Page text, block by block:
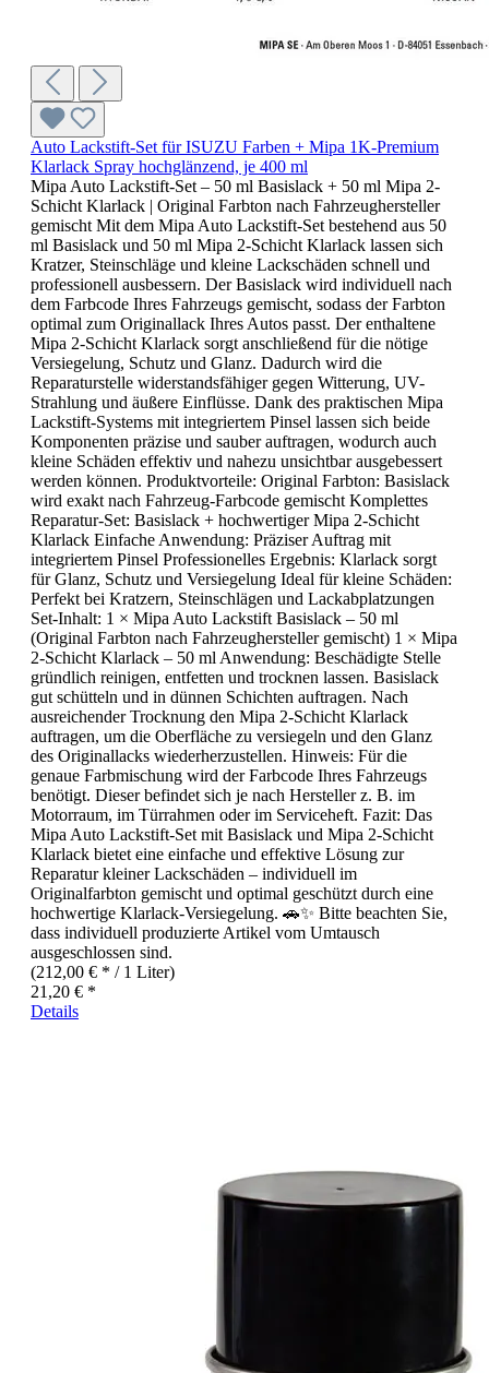
Auto Lackstift-Set für ISUZU Farben + Mipa 1K-Premium
Klarlack Spray hochglänzend, je 400 ml
Mipa Auto Lackstift-Set – 50 ml Basislack + 50 ml Mipa 2-
Schicht Klarlack | Original Farbton nach Fahrzeughersteller
gemischt Mit dem Mipa Auto Lackstift-Set bestehend aus 50
ml Basislack und 50 ml Mipa 2-Schicht Klarlack lassen sich
Kratzer, Steinschläge und kleine Lackschäden schnell und
professionell ausbessern. Der Basislack wird individuell nach
dem Farbcode Ihres Fahrzeugs gemischt, sodass der Farbton
optimal zum Originallack Ihres Autos passt. Der enthaltene
Mipa 2-Schicht Klarlack sorgt anschließend für die nötige
Versiegelung, Schutz und Glanz. Dadurch wird die
Reparaturstelle widerstandsfähiger gegen Witterung, UV-
Strahlung und äußere Einflüsse. Dank des praktischen Mipa
Lackstift-Systems mit integriertem Pinsel lassen sich beide
Komponenten präzise und sauber auftragen, wodurch auch
kleine Schäden effektiv und nahezu unsichtbar ausgebessert
werden können. Produktvorteile: Original Farbton: Basislack
wird exakt nach Fahrzeug-Farbcode gemischt Komplettes
Reparatur-Set: Basislack + hochwertiger Mipa 2-Schicht
Klarlack Einfache Anwendung: Präziser Auftrag mit
integriertem Pinsel Professionelles Ergebnis: Klarlack sorgt
für Glanz, Schutz und Versiegelung Ideal für kleine Schäden:
Perfekt bei Kratzern, Steinschlägen und Lackabplatzungen
Set-Inhalt: 1 × Mipa Auto Lackstift Basislack – 50 ml
(Original Farbton nach Fahrzeughersteller gemischt) 1 × Mipa
2-Schicht Klarlack – 50 ml Anwendung: Beschädigte Stelle
gründlich reinigen, entfetten und trocknen lassen. Basislack
gut schütteln und in dünnen Schichten auftragen. Nach
ausreichender Trocknung den Mipa 2-Schicht Klarlack
auftragen, um die Oberfläche zu versiegeln und den Glanz
des Originallacks wiederherzustellen. Hinweis: Für die
genaue Farbmischung wird der Farbcode Ihres Fahrzeugs
benötigt. Dieser befindet sich je nach Hersteller z. B. im
Motorraum, im Türrahmen oder im Serviceheft. Fazit: Das
Mipa Auto Lackstift-Set mit Basislack und Mipa 2-Schicht
Klarlack bietet eine einfache und effektive Lösung zur
Reparatur kleiner Lackschäden – individuell im
Originalfarbton gemischt und optimal geschützt durch eine
hochwertige Klarlack-Versiegelung. 🚗✨ Bitte beachten Sie,
dass individuell produzierte Artikel vom Umtausch
ausgeschlossen sind.
(212,00 € * / 1 Liter)
21,20 € *
Details